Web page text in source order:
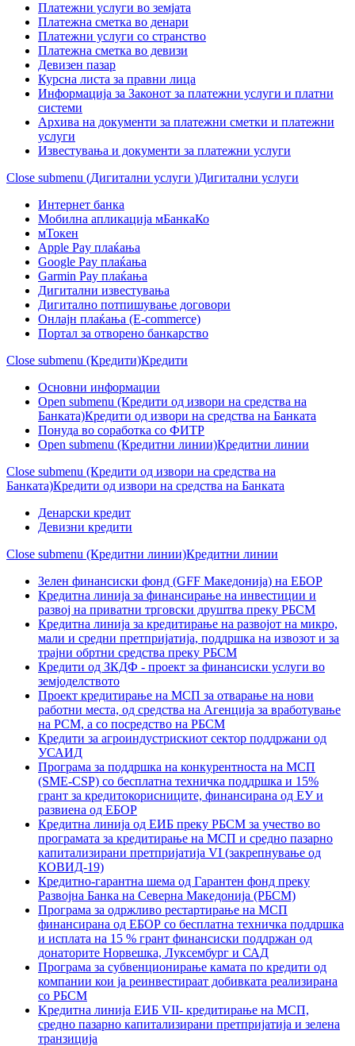
Платежни услуги во земјата
Платежна сметка во денари
Платежни услуги со странство
Платежна сметка во девизи
Девизен пазар
Курсна листа за правни лица
Информација за Законот за платежни услуги и платни
системи
Архива на документи за платежни сметки и платежни
услуги
Известувања и документи за платежни услуги
Close submenu (Дигитални услуги )Дигитални услуги
Интернет банка
Мобилна апликација мБанкаКо
мТокен
Apple Pay плаќања
Google Pay плаќања
Garmin Pay плаќања
Дигитални известувања
Дигитално потпишување договори
Онлајн плаќања (Е-commerce)
Портал за отворено банкарство
Close submenu (Кредити)Кредити
Основни информации
Open submenu (Кредити од извори на средства на
Банката)Кредити од извори на средства на Банката
Понуда во соработка со ФИТР
Open submenu (Кредитни линии)Кредитни линии
Close submenu (Кредити од извори на средства на
Банката)Кредити од извори на средства на Банката
Денарски кредит
Девизни кредити
Close submenu (Кредитни линии)Кредитни линии
Зелен финансиски фонд (GFF Македонија) на ЕБОР
Кредитна линија за финансирање на инвестиции и
развој на приватни трговски друштва преку РБСМ
Кредитна линија за кредитирање на развојот на микро,
мали и средни претпријатија, поддршка на извозот и за
трајни обртни средства преку РБСМ
Кредити од ЗКДФ - проект за финансиски услуги во
земјоделството
Проект кредитирање на МСП за отварање на нови
работни места, од средства на Агенција за вработување
на РСМ, а со посредство на РБСМ
Кредити за агроиндустрискиот сектор поддржани од
УСАИД
Програма за поддршка на конкурентноста на МСП
(SME-CSP) со бесплатна техничка поддршка и 15%
грант за кредитокорисниците, финансирана од ЕУ и
развиена од ЕБОР
Кредитна линија од ЕИБ преку РБСМ за учество во
програмата за кредитирање на МСП и средно пазарно
капитализирани претпријатија VI (закрепнување од
КОВИД-19)
Кредитно-гарантна шема од Гарантен фонд преку
Развојна Банка на Северна Македонија (РБСМ)
Програма за одржливо рестартирање на МСП
финансирана од ЕБОР со бесплатна техничка поддршка
и исплата на 15 % грант финансиски поддржан од
донаторите Норвешка, Луксембург и САД
Програма за субвенционирање камата по кредити од
компании кои ја реинвестираат добивката реализирана
со РБСМ
Kредитна линија ЕИБ VII- кредитирање на МСП,
средно пазарно капитализирани претпријатија и зелена
транзиција